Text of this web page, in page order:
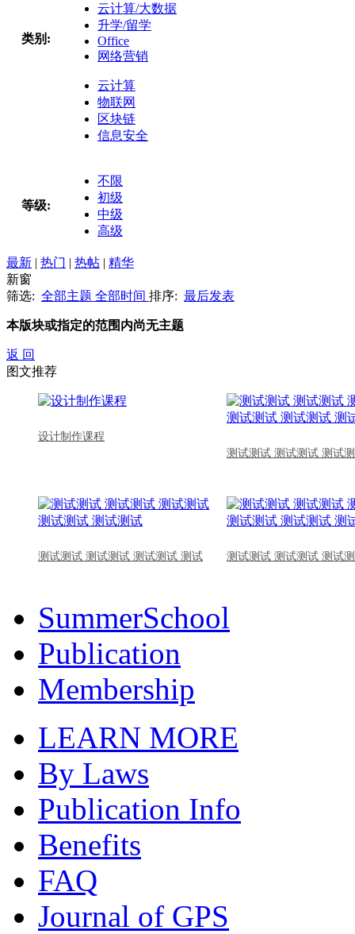
类别:
云计算/大数据
升学/留学
Office
网络营销
云计算
物联网
区块链
信息安全
等级:
不限
初级
中级
高级
最新 | 热门 | 热帖 | 精华
新窗
筛选: 全部主题 全部时间 排序: 最后发表
本版块或指定的范围内尚无主题
返 回
图文推荐
设计制作课程
测试测试 测试测试 测试
测试测试 测试测试 测试测试 测试 测试测试 测试测试 测试
SummerSchool
Publication
Membership
LEARN MORE
By Laws
Publication Info
Benefits
FAQ
Journal of GPS